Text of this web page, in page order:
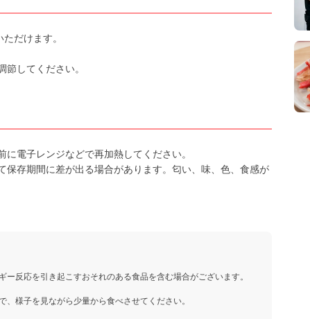
だけます。
してください。
電子レンジなどで再加熱してください。
存期間に差が出る場合があります。匂い、味、色、食感が
反応を引き起こすおそれのある食品を含む場合がございます。
様子を見ながら少量から食べさせてください。